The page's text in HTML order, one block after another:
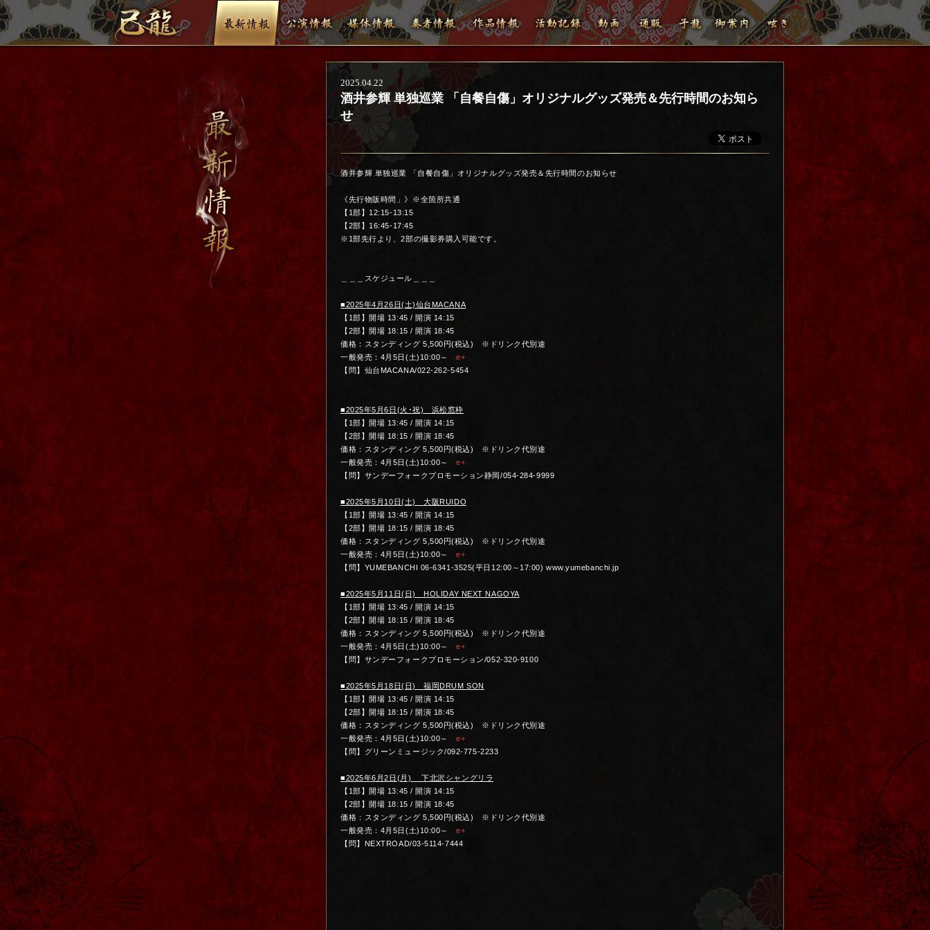
2025.04.22
酒井参輝 単独巡業 「自餐自傷」オリジナルグッズ発売＆先行時間のお知ら
せ
酒井参輝 単独巡業 「自餐自傷」オリジナルグッズ発売＆先行時間のお知らせ
《先行物販時間」》 ※全箇所共通
【1部】12:15-13:15
【2部】16:45-17:45
※1部先行より、2部の撮影券購入可能です。
＿＿＿スケジュール＿＿＿
■2025年4月26日(土)仙台MACANA
【1部】開場 13:45 / 開演 14:15
【2部】開場 18:15 / 開演 18:45
価格：スタンディング 5,500円(税込) ※ドリンク代別途
一般発売：4月5日(土)10:00～e+
【問】仙台MACANA/022-262-5454
■2025年5月6日(火･祝) 浜松窓枠
【1部】開場 13:45 / 開演 14:15
【2部】開場 18:15 / 開演 18:45
価格：スタンディング 5,500円(税込) ※ドリンク代別途
一般発売：4月5日(土)10:00～e+
【問】サンデーフォークプロモーション静岡/054-284-9999
■2025年5月10日(土) 大阪RUIDO
【1部】開場 13:45 / 開演 14:15
【2部】開場 18:15 / 開演 18:45
価格：スタンディング 5,500円(税込) ※ドリンク代別途
一般発売：4月5日(土)10:00～e+
【問】YUMEBANCHI 06-6341-3525(平日12:00～17:00) www.yumebanchi.jp
■2025年5月11日(日) HOLIDAY NEXT NAGOYA
【1部】開場 13:45 / 開演 14:15
【2部】開場 18:15 / 開演 18:45
価格：スタンディング 5,500円(税込) ※ドリンク代別途
一般発売：4月5日(土)10:00～e+
【問】サンデーフォークプロモーション/052-320-9100
■2025年5月18日(日) 福岡DRUM SON
【1部】開場 13:45 / 開演 14:15
【2部】開場 18:15 / 開演 18:45
価格：スタンディング 5,500円(税込) ※ドリンク代別途
一般発売：4月5日(土)10:00～e+
【問】グリーンミュージック/092-775-2233
■2025年6月2日(月) 下北沢シャングリラ
【1部】開場 13:45 / 開演 14:15
【2部】開場 18:15 / 開演 18:45
価格：スタンディング 5,500円(税込) ※ドリンク代別途
一般発売：4月5日(土)10:00～e+
【問】NEXTROAD/03-5114-7444